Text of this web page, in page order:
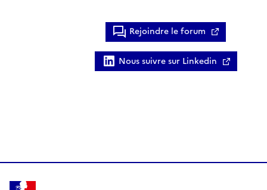
Rejoindre le forum
Nous suivre sur Linkedin